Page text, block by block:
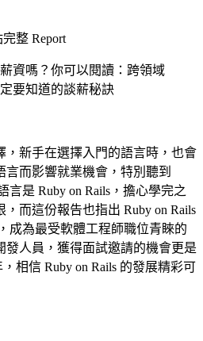
整 Report
資嗎？你可以閱讀： 跨領域
要知道的談薪秘訣
，新手在選擇入門的語言時，也會
而影響就業機會，特別聽到
言是 Ruby on Rails，擔心學完之
而這份報告也指出 Ruby on Rails
成為最受軟體工程師職位青睞的
發人員，獲得面試邀請的機會更是
相信 Ruby on Rails 的發展精彩可